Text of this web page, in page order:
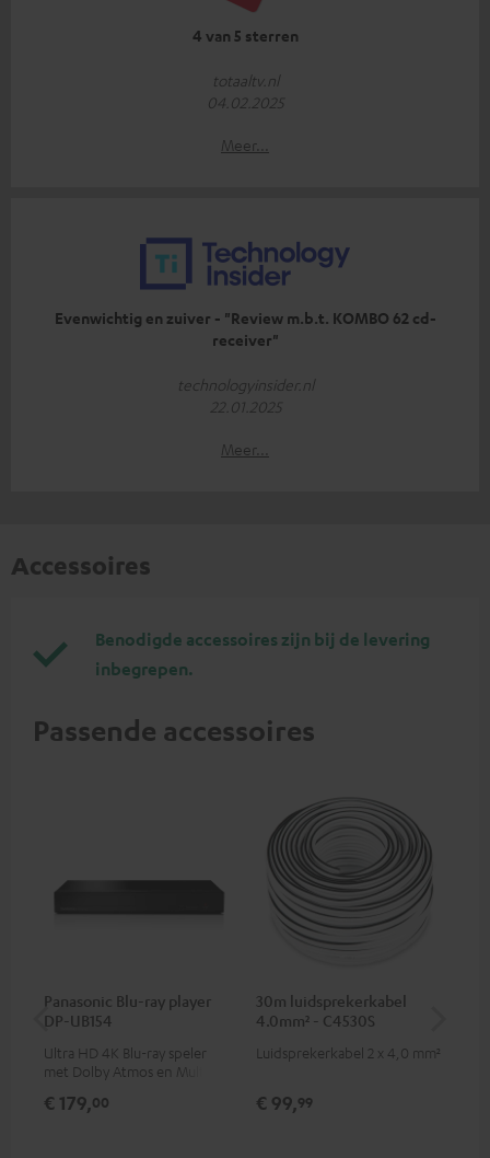
4 van 5 sterren
totaaltv.nl
04.02.2025
Meer...
Evenwichtig en zuiver - "Review m.b.t. KOMBO 62 cd-
receiver"
technologyinsider.nl
22.01.2025
Meer...
Accessoires
Benodigde accessoires zijn bij de levering
inbegrepen.
Passende accessoires
Panasonic Blu-ray player
DP-UB154
Ultra HD 4K Blu-ray speler
met Dolby Atmos en Multi
waaronder HDR10+ voor
€ 179,00
30m luidsprekerkabel
4.0mm² - C4530S
Luidsprekerkabel 2 x 4,0 mm²
€ 99,99